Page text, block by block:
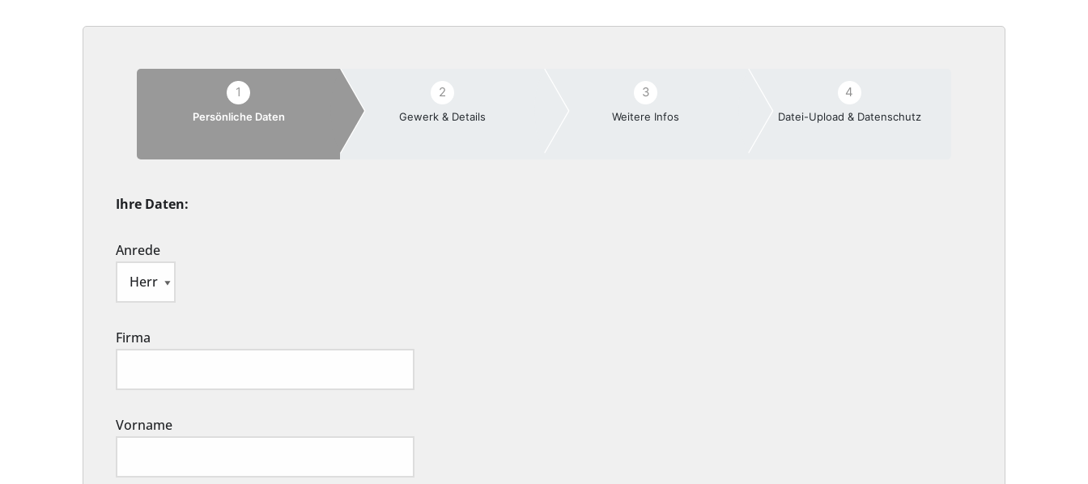
1
Persönliche Daten
2
Gewerk & Details
3
Weitere Infos
4
Datei-Upload & Datenschutz
Ihre Daten:
Anrede
Firma
Vorname